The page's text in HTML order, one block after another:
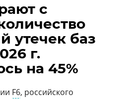
с
утечек баз
г.
на 45%
F6, российского